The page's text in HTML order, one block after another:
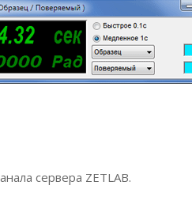
сервера ZETLAB.